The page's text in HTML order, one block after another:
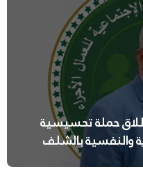
حملة تحسيسية
والنفسية بالشلف